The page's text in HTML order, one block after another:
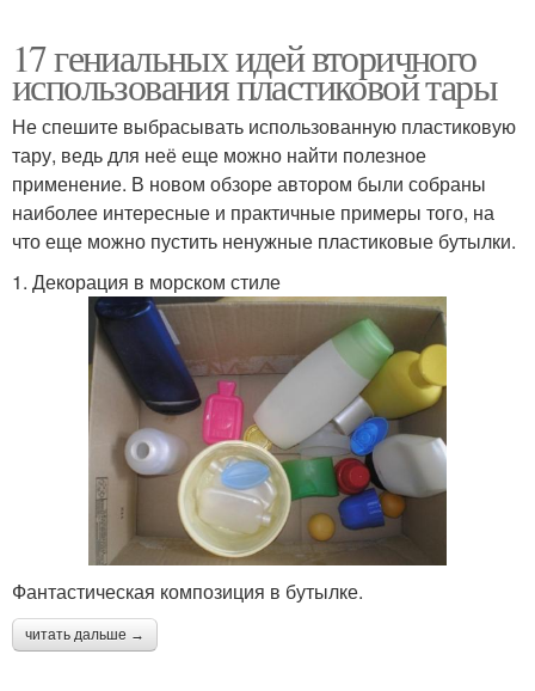
17 гениальных идей вторичного
использования пластиковой тары
Не спешите выбрасывать использованную пластиковую
тару, ведь для неё еще можно найти полезное
применение. В новом обзоре автором были собраны
наиболее интересные и практичные примеры того, на
что еще можно пустить ненужные пластиковые бутылки.
1. Декорация в морском стиле
Фантастическая композиция в бутылке.
читать дальше →